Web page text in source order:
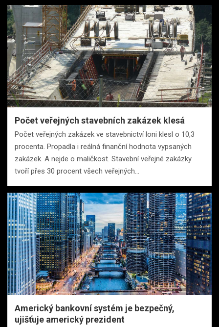
Počet veřejných stavebních zakázek klesá
Počet veřejných zakázek ve stavebnictví loni klesl o 10,3
procenta. Propadla i reálná finanční hodnota vypsaných
zakázek. A nejde o maličkost. Stavební veřejné zakázky
tvoří přes 30 procent všech veřejných…
Americký bankovní systém je bezpečný,
ujišťuje americký prezident